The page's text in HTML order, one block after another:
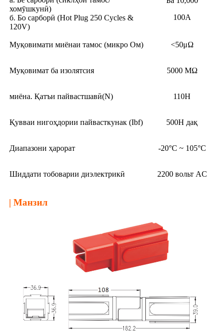
хомӯшкунӣ)
б. Бо сарборӣ (Hot Plug 250 Cycles &
120V)
100А
Муқовимати миёнаи тамос (микро Ом) <50μΩ
Муқовимат ба изолятсия 5000 МΩ
миёна. Қатъи пайвастшавӣ(N) 110Н
Қувваи нигоҳдории пайвасткунак (Ibf) 500Н дақ
Диапазони ҳарорат -20°C ~ 105°C
Шиддати тобоварии диэлектрикӣ 2200 вольт AC
| Манзил